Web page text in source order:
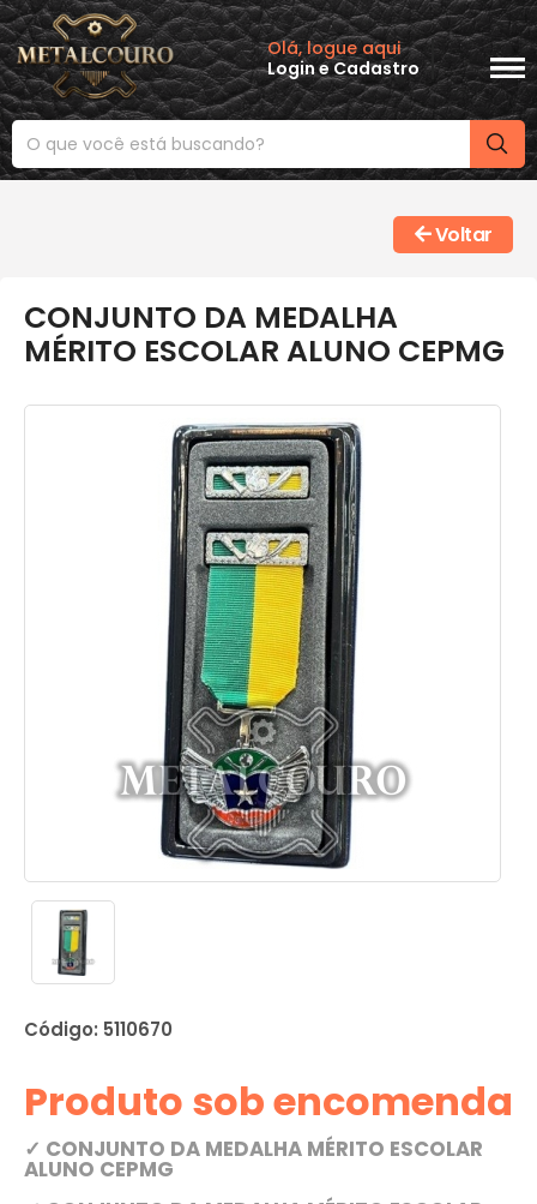
Olá, logue aqui
LogineCadastro
Voltar
CONJUNTO DA MEDALHA
MÉRITO ESCOLAR ALUNO CEPMG
Código: 5110670
Produto sob encomenda
✓ CONJUNTO DA MEDALHA MÉRITO ESCOLAR
ALUNO CEPMG